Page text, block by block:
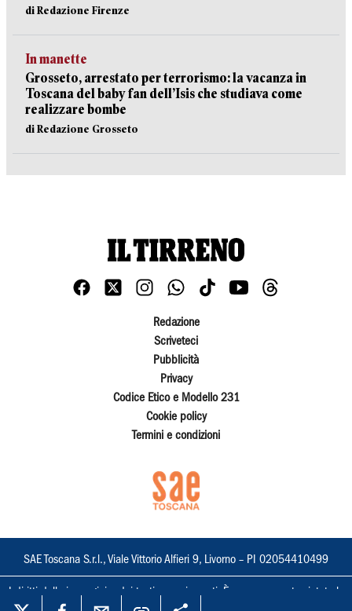
di Redazione Firenze
In manette
Grosseto, arrestato per terrorismo: la vacanza in
Toscana del baby fan dell’Isis che studiava come
realizzare bombe
di Redazione Grosseto
Redazione
Scriveteci
Pubblicità
Privacy
Codice Etico e Modello 231
Cookie policy
Termini e condizioni
SAE Toscana S.r.l., Viale Vittorio Alfieri 9, Livorno – PI 02054410499
I diritti delle immagini e dei testi sono riservati. È espressamente vietata la